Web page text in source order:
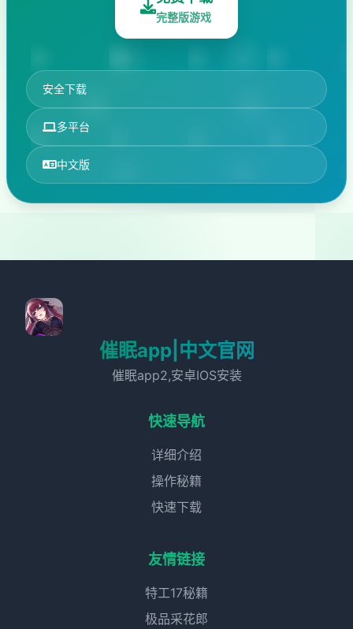
完整版游戏
安全下载
多平台
中文版
催眠app|中文官网
催眠app2,安卓IOS安装
快速导航
详细介绍
操作秘籍
快速下载
友情链接
特工17秘籍
极品采花郎